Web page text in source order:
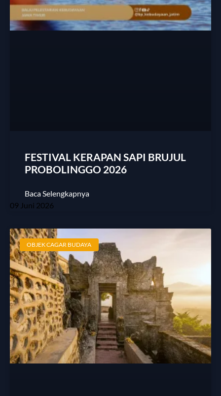
FESTIVAL KERAPAN SAPI BRUJUL
PROBOLINGGO 2026
Baca Selengkapnya
09 Juni 2026
OBJEK CAGAR BUDAYA